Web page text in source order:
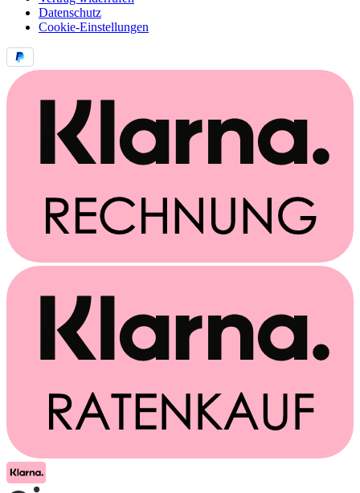
Datenschutz
Cookie-Einstellungen